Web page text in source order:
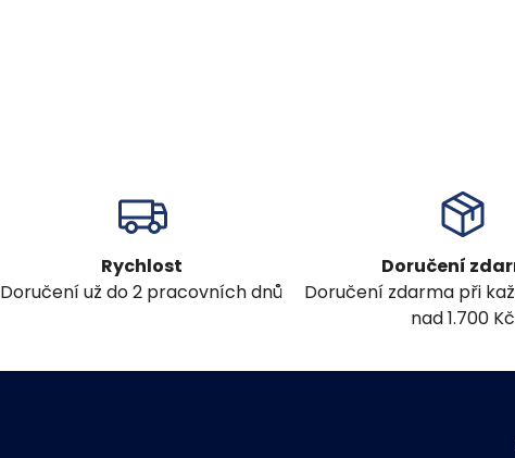
Rychlost
Doručení už do 2 pracovních dnů
Doručení
Doručení zdarma při
nad 1.700 Kč